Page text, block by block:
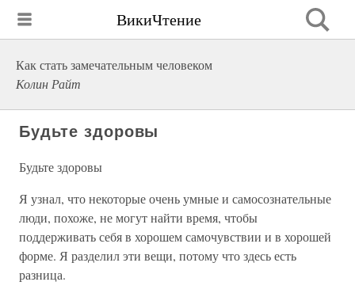
ВикиЧтение
Как стать замечательным человеком
Колин Райт
Будьте здоровы
Будьте здоровы
Я узнал, что некоторые очень умные и самосознательные
люди, похоже, не могут найти время, чтобы
поддерживать себя в хорошем самочувствии и в хорошей
форме. Я разделил эти вещи, потому что здесь есть
разница.